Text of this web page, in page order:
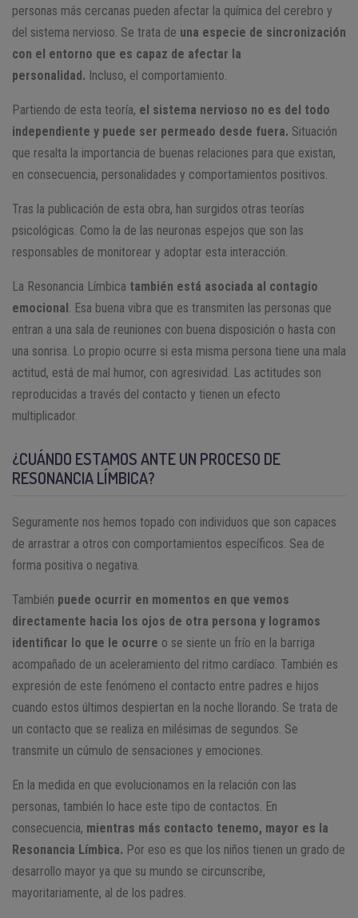
personas más cercanas pueden afectar la química del cerebro y
del sistema nervioso. Se trata de una especie de sincronización
con el entorno que es capaz de afectar la
personalidad. Incluso, el comportamiento.
Partiendo de esta teoría, el sistema nervioso no es del todo
independiente y puede ser permeado desde fuera. Situación
que resalta la importancia de buenas relaciones para que existan,
en consecuencia, personalidades y comportamientos positivos.
Tras la publicación de esta obra, han surgidos otras teorías
psicológicas. Como la de las neuronas espejos que son las
responsables de monitorear y adoptar esta interacción.
La Resonancia Límbica también está asociada al contagio
emocional. Esa buena vibra que es transmiten las personas que
entran a una sala de reuniones con buena disposición o hasta con
una sonrisa. Lo propio ocurre si esta misma persona tiene una mala
actitud, está de mal humor, con agresividad. Las actitudes son
reproducidas a través del contacto y tienen un efecto
multiplicador.
¿CUÁNDO ESTAMOS ANTE UN PROCESO DE
RESONANCIA LÍMBICA?
Seguramente nos hemos topado con individuos que son capaces
de arrastrar a otros con comportamientos específicos. Sea de
forma positiva o negativa.
También puede ocurrir en momentos en que vemos
directamente hacia los ojos de otra persona y logramos
identificar lo que le ocurre o se siente un frío en la barriga
acompañado de un aceleramiento del ritmo cardíaco. También es
expresión de este fenómeno el contacto entre padres e hijos
cuando estos últimos despiertan en la noche llorando. Se trata de
un contacto que se realiza en milésimas de segundos. Se
transmite un cúmulo de sensaciones y emociones.
En la medida en que evolucionamos en la relación con las
personas, también lo hace este tipo de contactos. En
consecuencia, mientras más contacto tenemo, mayor es la
Resonancia Límbica. Por eso es que los niños tienen un grado de
desarrollo mayor ya que su mundo se circunscribe,
mayoritariamente, al de los padres.